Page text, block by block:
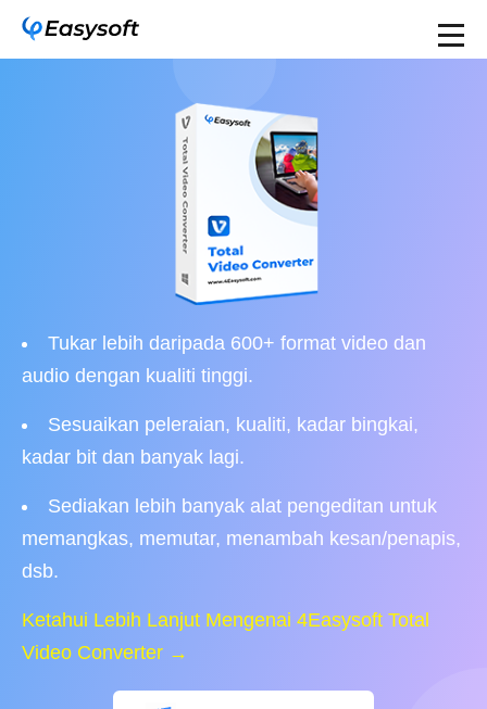
Tukar lebih daripada 600+ format video dan
audio dengan kualiti tinggi.
Sesuaikan peleraian, kualiti, kadar bingkai,
kadar bit dan banyak lagi.
Sediakan lebih banyak alat pengeditan untuk
memangkas, memutar, menambah kesan/penapis,
dsb.
Ketahui Lebih Lanjut Mengenai 4Easysoft Total
Video Converter →